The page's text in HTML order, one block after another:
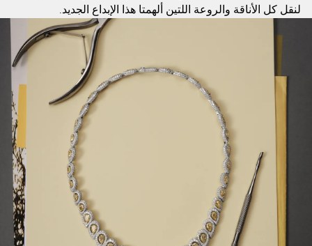
لنقل كل الأناقة والروعة اللتين ألهمتا هذا الإبداع الجديد.